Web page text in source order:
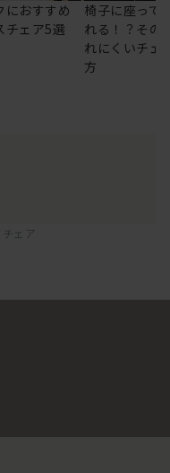
におすすめ
チェア5選
椅子に座って
れる！？その
れにくいチェ
方
ェア